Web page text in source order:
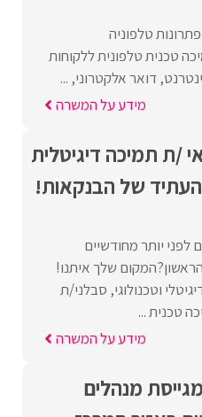
טלפוניה
טכנית טלפונית ללקוחות
דואר אלקטרוני, ...
מידע על המשרה
/ת תמיכה דיגיטלית
של הבנקאות!
לפני יותר מחודשיים
שלך איתנו!
וטכנולוגי, סבלני/ת
טכנית ...
מידע על המשרה
מנהלים